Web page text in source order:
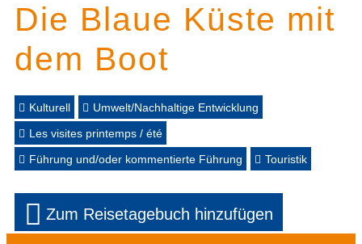
Die Blaue Küste mit
dem Boot
Kulturell
Umwelt/Nachhaltige Entwicklung
Les visites printemps / été
Führung und/oder kommentierte Führung
Touristik
Zum Reisetagebuch hinzufügen